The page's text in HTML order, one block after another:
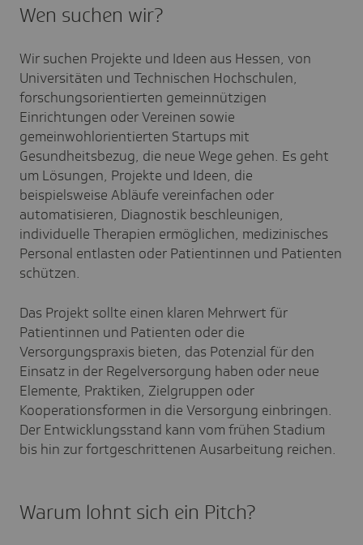
Wen suchen wir?
Wir suchen Projekte und Ideen aus Hessen, von
Universitäten und Technischen Hochschulen,
forschungsorientierten gemeinnützigen
Einrichtungen oder Vereinen sowie
gemeinwohlorientierten Startups mit
Gesundheitsbezug, die neue Wege gehen. Es geht
um Lösungen, Projekte und Ideen, die
beispielsweise Abläufe vereinfachen oder
automatisieren, Diagnostik beschleunigen,
individuelle Therapien ermöglichen, medizinisches
Personal entlasten oder Patientinnen und Patienten
schützen.
Das Projekt sollte einen klaren Mehrwert für
Patientinnen und Patienten oder die
Versorgungspraxis bieten, das Potenzial für den
Einsatz in der Regelversorgung haben oder neue
Elemente, Praktiken, Zielgruppen oder
Kooperationsformen in die Versorgung einbringen.
Der Entwicklungsstand kann vom frühen Stadium
bis hin zur fortgeschrittenen Ausarbeitung reichen.
Warum lohnt sich ein Pitch?